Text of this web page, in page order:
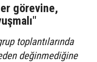
görevine,
toplantılarında
değinmediğine